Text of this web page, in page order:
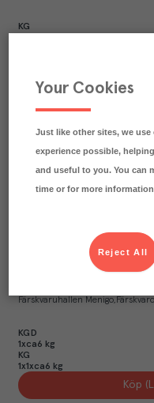
KG
Färskvaruhallen Menigo
KGD
1xca6 kg
KG
1x1xca6 kg
Köp
Your Cookies
Just like other sites, we
experience possible,
and useful to you. You can
time or for more
Reject All